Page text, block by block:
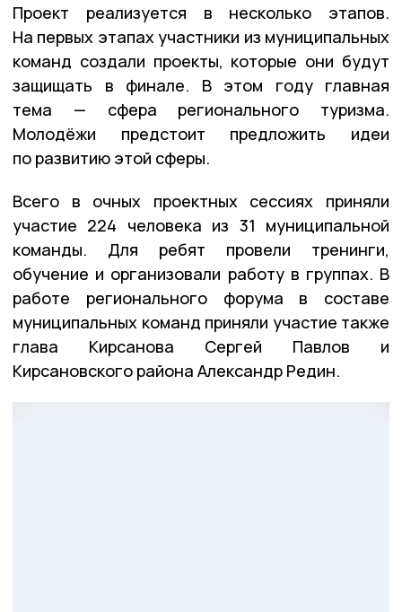
Проект реализуется в несколько этапов.
На первых этапах участники из муниципальных
команд создали проекты, которые они будут
защищать в финале. В этом году главная
тема — сфера регионального туризма.
Молодёжи предстоит предложить идеи
по развитию этой сферы.
Всего в очных проектных сессиях приняли
участие 224 человека из 31 муниципальной
команды. Для ребят провели тренинги,
обучение и организовали работу в группах. В
работе регионального форума в составе
муниципальных команд приняли участие также
глава Кирсанова Сергей Павлов и
Кирсановского района Александр Редин.